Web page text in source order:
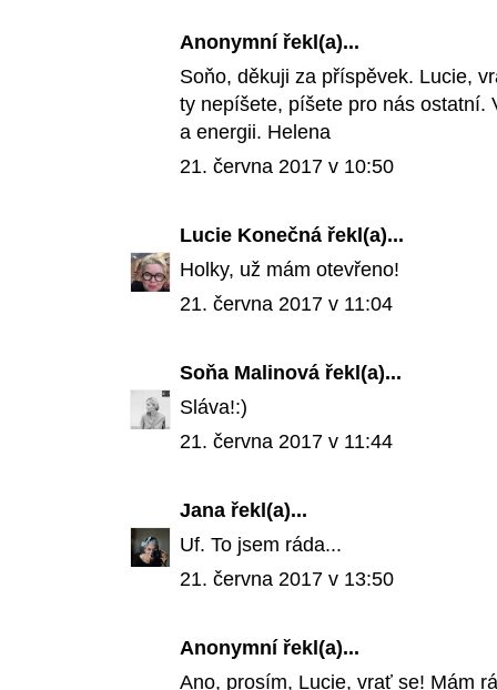
Anonymní řekl(a)...
Soňo, děkuji za příspěvek. Lucie,
ty nepíšete, píšete pro nás ostatní.
a energii. Helena
21. června 2017 v 10:50
Lucie Konečná řekl(a)...
Holky, už mám otevřeno!
21. června 2017 v 11:04
Soňa Malinová řekl(a)...
Sláva!:)
21. června 2017 v 11:44
Jana řekl(a)...
Uf. To jsem ráda...
21. června 2017 v 13:50
Anonymní řekl(a)...
Ano, prosím, Lucie, vrať se! Mám